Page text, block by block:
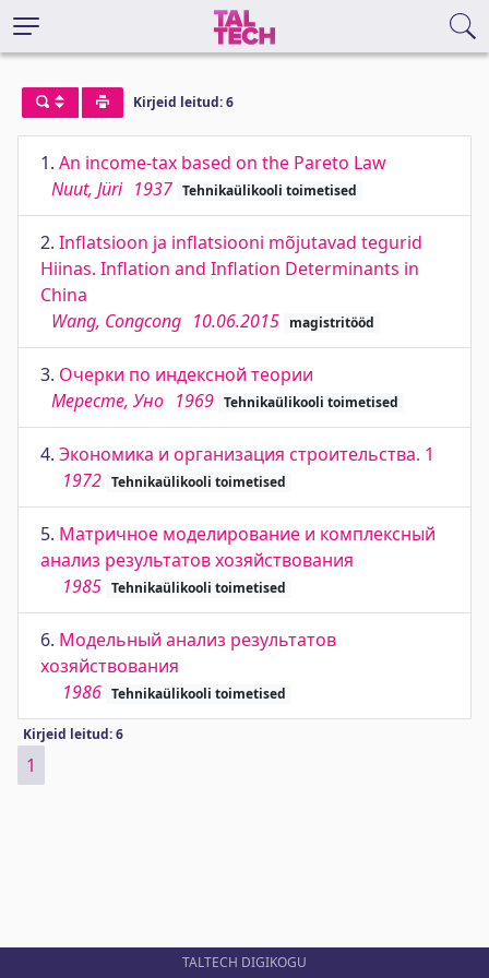
Kirjeid leitud: 6
1. An income-tax based on the Pareto Law
Nuut, Jüri 1937 Tehnikaülikooli toimetised
2. Inflatsioon ja inflatsiooni mõjutavad tegurid
Hiinas. Inflation and Inflation Determinants in
China
Wang, Congcong 10.06.2015 magistritööd
3. Очерки по индексной теории
Мересте, Уно 1969 Tehnikaülikooli toimetised
4. Экономика и организация строительства. 1
1972 Tehnikaülikooli toimetised
5. Матричное моделирование и комплексный
анализ результатов хозяйствования
1985 Tehnikaülikooli toimetised
6. Модельный анализ результатов
хозяйствования
1986 Tehnikaülikooli toimetised
Kirjeid leitud: 6
1
TALTECH DIGIKOGU